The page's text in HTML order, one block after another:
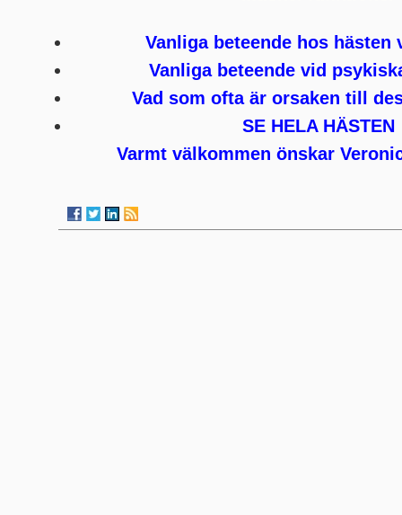
Vanliga beteende hos hästen
Vanliga beteende vid
Vad som ofta är orsaken till
SE HELA HÄSTEN
Varmt välkommen önskar